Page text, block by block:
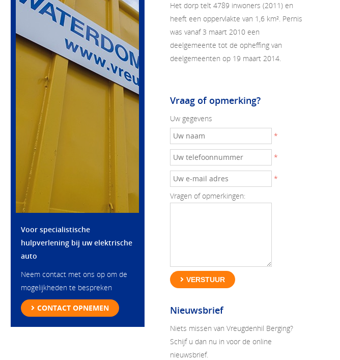
Voor specialistische
hulpverlening bij uw elektrische
auto
Neem contact met ons op om de
mogelijkheden te bespreken
CONTACT OPNEMEN
Het dorp telt 4789 inwoners (2011) en
heeft een oppervlakte van 1,6 km². Pernis
was vanaf 3 maart 2010 een
deelgemeente tot de opheffing van
deelgemeenten op 19 maart 2014.
Vraag of opmerking?
Uw gegevens
*
*
*
Vragen of opmerkingen:
VERSTUUR
Nieuwsbrief
Niets missen van Vreugdenhil Berging?
Schijf u dan nu in voor de online
nieuwsbrief.